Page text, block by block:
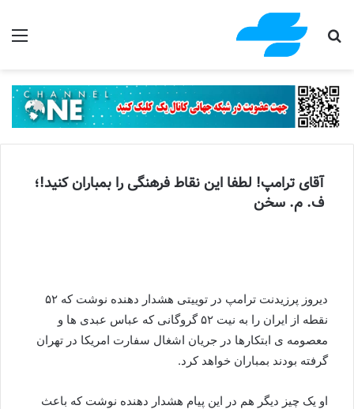
جستجو برای
آقای ترامپ! لطفا این نقاط فرهنگی را بمباران کنید!؛
ف. م. سخن
دیروز پرزیدنت ترامپ در توییتی هشدار دهنده نوشت که ۵۲
نقطه از ایران را به نیت ۵۲ گروگانی که عباس عبدی ها و
معصومه ی ابتکارها در جریان اشغال سفارت امریکا در تهران
گرفته بودند بمباران خواهد کرد.
او یک چیز دیگر هم در این پیام هشدار دهنده نوشت که باعث